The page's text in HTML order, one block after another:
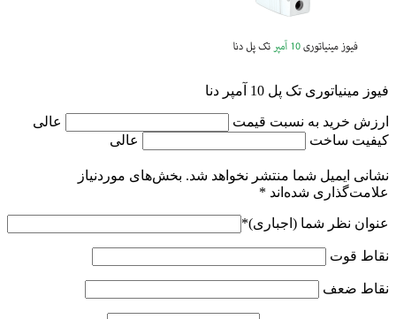
مقالات
فیوز مینیاتوری تک پل 10 آمپر دنا
ارزش خرید به نسبت قیمت
عالی
کیفیت ساخت
عالی
نشانی ایمیل شما منتشر نخواهد شد. بخش‌های موردنیاز
علامت‌گذاری شده‌اند *
عنوان نظر شما (اجباری)*
نقاط قوت
نقاط ضعف